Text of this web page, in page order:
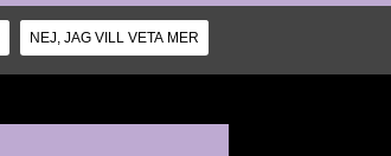
NEJ, JAG VILL VETA MER